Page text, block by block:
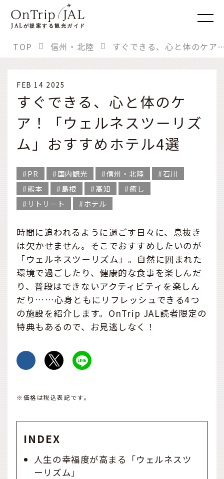
JALが提案する観光ガイド
TOP 信州・北陸 すぐできる、心と体のケア！「ウェ
FEB 14 2025
すぐできる、心と体のケ
ア！「ウェルネスツーリズ
ム」おすすめホテル4選
PR 国内観光 信州・北陸
石川
熊本
島根 高知
癒し
リトリート
ホテル
時間に追われるように過ごす日々に、息抜き
は欠かせません。そこでおすすめしたいのが
「ウェルネスツーリズム」。自然に囲まれた
環境で過ごしたり、健康的な食事を楽しんだ
り、普段はできないアクティビティを楽しん
だり……心身ともにリフレッシュできる4つ
の施設を紹介します。OnTrip JAL読者限定の
特典もあるので、お見逃しなく！
※価格は税込表記です。
INDEX
人生の幸福度が高まる「ウェルネスツ
ーリズム」